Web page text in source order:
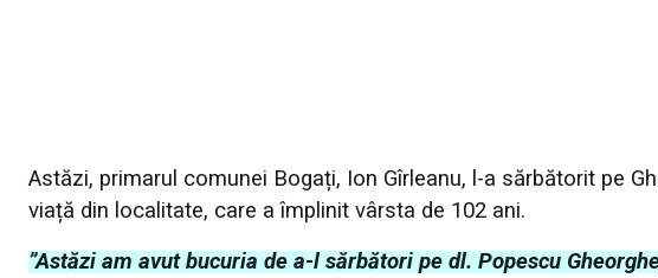
Astăzi, primarul comunei Bogați, Ion Gîrleanu, l-a sărbătorit pe
viață din localitate, care a împlinit vârsta de 102 ani.
”Astăzi am avut bucuria de a-l sărbători pe dl. Popescu